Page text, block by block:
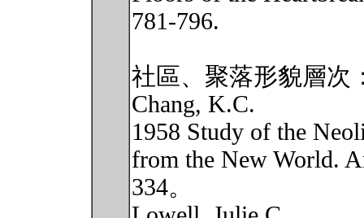
781-796.
社區、聚落形貌層次
Chang, K.C.
1958 Study of the
from the New World.
334。